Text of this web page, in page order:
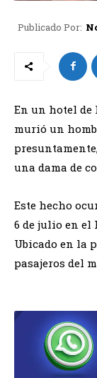
Publicado Por:
En un hotel de
murió un
una dama de
Este hecho
6 de julio en el
Ubicado en la
pasajeros del